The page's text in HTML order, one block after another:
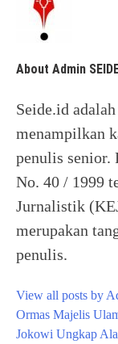
About Admin
Seide.id
menampilkan
penulis senior.
No. 40 / 1999
Jurnalistik
merupakan
penulis.
View all posts by
Post
navigation
Ormas Majelis
Jokowi Ungkap